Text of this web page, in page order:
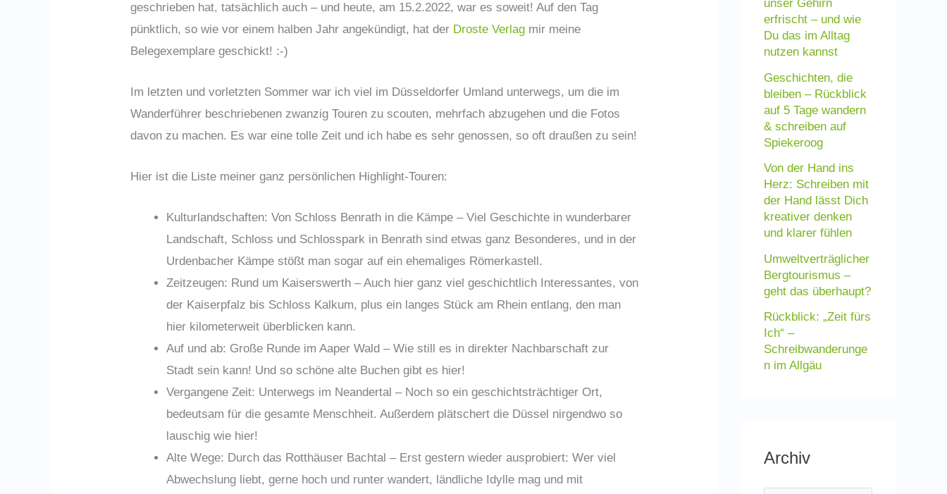
geschrieben hat, tatsächlich auch – und heute, am 15.2.2022, war es soweit! Auf den Tag
pünktlich, so wie vor einem halben Jahr angekündigt, hat der Droste Verlag mir meine
Belegexemplare geschickt! :-)
Im letzten und vorletzten Sommer war ich viel im Düsseldorfer Umland unterwegs, um die im
Wanderführer beschriebenen zwanzig Touren zu scouten, mehrfach abzugehen und die Fotos
davon zu machen. Es war eine tolle Zeit und ich habe es sehr genossen, so oft draußen zu sein!
Hier ist die Liste meiner ganz persönlichen Highlight-Touren:
Kulturlandschaften: Von Schloss Benrath in die Kämpe – Viel Geschichte in wunderbarer
Landschaft, Schloss und Schlosspark in Benrath sind etwas ganz Besonderes, und in der
Urdenbacher Kämpe stößt man sogar auf ein ehemaliges Römerkastell.
Zeitzeugen: Rund um Kaiserswerth – Auch hier ganz viel geschichtlich Interessantes, von
der Kaiserpfalz bis Schloss Kalkum, plus ein langes Stück am Rhein entlang, den man
hier kilometerweit überblicken kann.
Auf und ab: Große Runde im Aaper Wald – Wie still es in direkter Nachbarschaft zur
Stadt sein kann! Und so schöne alte Buchen gibt es hier!
Vergangene Zeit: Unterwegs im Neandertal – Noch so ein geschichtsträchtiger Ort,
bedeutsam für die gesamte Menschheit. Außerdem plätschert die Düssel nirgendwo so
lauschig wie hier!
Alte Wege: Durch das Rotthäuser Bachtal – Erst gestern wieder ausprobiert: Wer viel
Abwechslung liebt, gerne hoch und runter wandert, ländliche Idylle mag und mit
c
h
:
unser Gehirn
erfrischt – und wie
Du das im Alltag
nutzen kannst
Geschichten, die
bleiben – Rückblick
auf 5 Tage wandern
& schreiben auf
Spiekeroog
Von der Hand ins
Herz: Schreiben mit
der Hand lässt Dich
kreativer denken
und klarer fühlen
Umweltverträglicher
Bergtourismus –
geht das überhaupt?
Rückblick: „Zeit fürs
Ich“ –
Schreibwanderunge
n im Allgäu
Archiv